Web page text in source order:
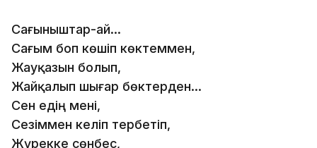
Сағыныштар-ай...
Сағым боп көшіп көктеммен,
Жауқазын болып,
Жайқалып шығар бөктерден...
Сен едің мені,
Сезіммен келіп тербетіп,
Жүрекке сөнбес,